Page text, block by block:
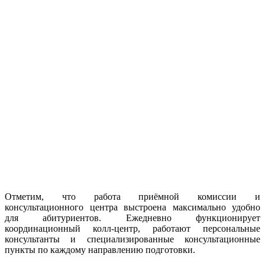
Отметим, что работа приёмной комиссии и
консультационного центра выстроена максимально удобно
для абитуриентов. Ежедневно функционирует
координационный колл‑центр, работают персональные
консультанты и специализированные консультационные
пункты по каждому направлению подготовки.